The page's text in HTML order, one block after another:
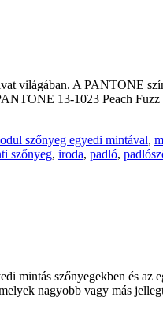
világában. A PANTONE
13-1023 Peach
szőnyeg egyedi mintával,
szőnyeg, iroda, padló,
mintás szőnyegekben és az
nagyobb vagy más